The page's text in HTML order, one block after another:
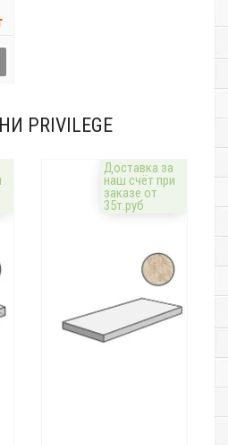
PRIVILEGE
Доставка за
наш счёт при
заказе от
35т.руб